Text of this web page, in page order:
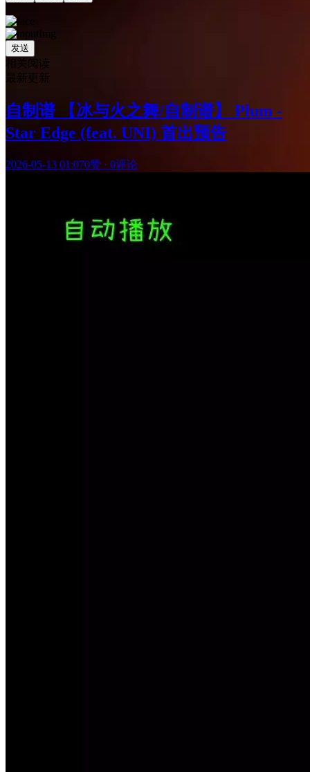
发送
相关阅读
最新更新
自制谱 【冰与火之舞/自制谱】 Plum -
Star Edge (feat. UNI) 首出预告
2026-05-13 01:070赞 · 0评论